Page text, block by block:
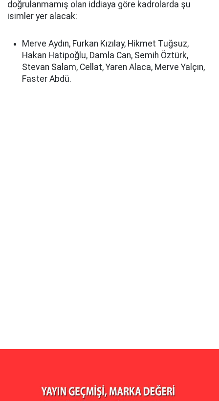
doğrulanmamış olan iddiaya göre kadrolarda şu
isimler yer alacak:
Merve Aydın, Furkan Kızılay, Hikmet Tuğsuz,
Hakan Hatipoğlu, Damla Can, Semih Öztürk,
Stevan Salam, Cellat, Yaren Alaca, Merve Yalçın,
Faster Abdü.